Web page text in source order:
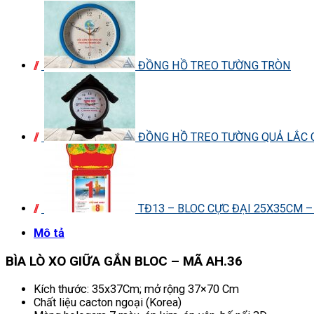
ĐỒNG HỒ TREO TƯỜNG TRÒN
ĐỒNG HỒ TREO TƯỜNG QUẢ LẮC
TĐ13 – BLOC CỰC ĐẠI 25X35CM
Mô tả
BÌA LÒ XO GIỮA GẮN BLOC – MÃ AH.36
Kích thước: 35x37Cm; mở rộng 37×70 Cm
Chất liệu cacton ngoại (Korea)